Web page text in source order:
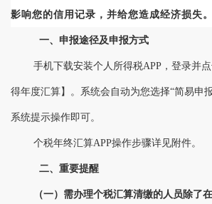
影响您的信用记录，并给您造成经济损失。
一、申报途径及申报方式
手机下载安装个人所得税APP ，登录并
得年度汇算】。系统会自动为您选择“简易申
系统提示操作即可。
个税年终汇算APP操作步骤详见附件。
二、重要提醒
（一）需办理个税汇算清缴的人员除了